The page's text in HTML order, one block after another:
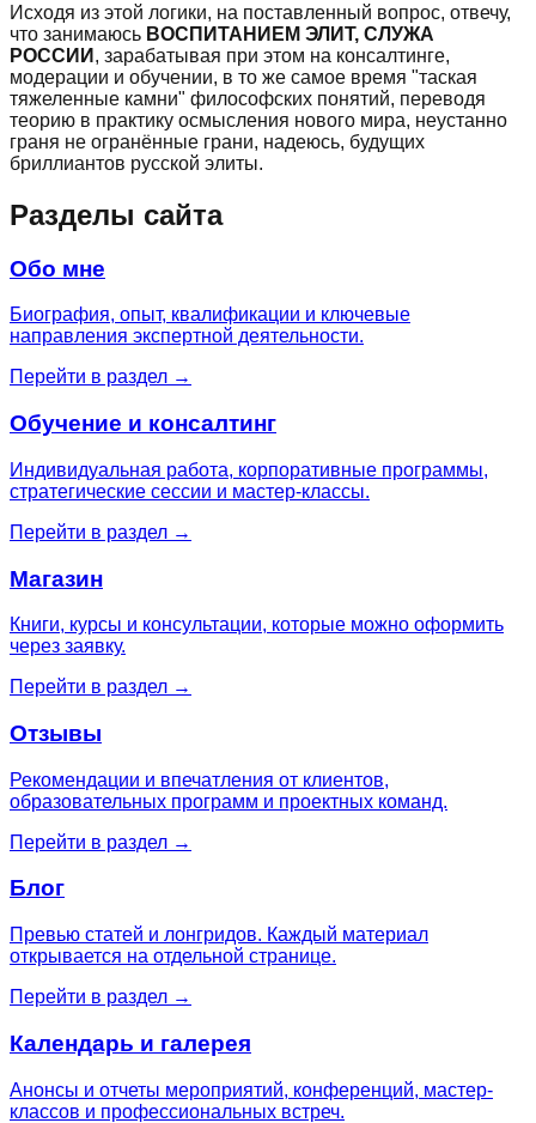
Исходя из этой логики, на поставленный вопрос, отвечу,
что занимаюсь ВОСПИТАНИЕМ ЭЛИТ, СЛУЖА
РОССИИ , зарабатывая при этом на консалтинге,
модерации и обучении, в то же самое время "таская
тяжеленные камни" философских понятий, переводя
теорию в практику осмысления нового мира, неустанно
граня не огранённые грани, надеюсь, будущих
бриллиантов русской элиты.
Разделы сайта
Обо мне
Биография, опыт, квалификации и ключевые
направления экспертной деятельности.
Перейти в раздел →
Обучение и консалтинг
Индивидуальная работа, корпоративные программы,
стратегические сессии и мастер-классы.
Перейти в раздел →
Магазин
Книги, курсы и консультации, которые можно оформить
через заявку.
Перейти в раздел →
Отзывы
Рекомендации и впечатления от клиентов,
образовательных программ и проектных команд.
Перейти в раздел →
Блог
Превью статей и лонгридов. Каждый материал
открывается на отдельной странице.
Перейти в раздел →
Календарь и галерея
Анонсы и отчеты мероприятий, конференций, мастер-
классов и профессиональных встреч.